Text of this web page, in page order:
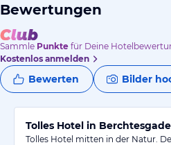
Bewertungen
Sammle Punkte für Deine
Kostenlos anmelden
Bewerten Bilder
Tolles Hotel in
Tolles Hotel mitten in der Natur.